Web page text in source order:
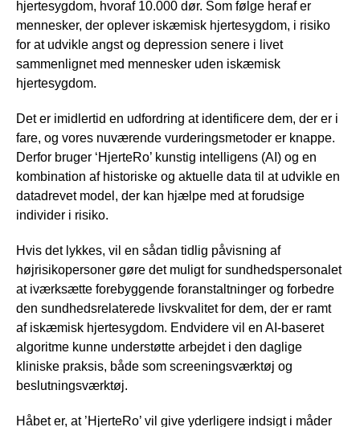
hjertesygdom, hvoraf 10.000 dør. Som følge heraf er
mennesker, der oplever iskæmisk hjertesygdom, i risiko
for at udvikle angst og depression senere i livet
sammenlignet med mennesker uden iskæmisk
hjertesygdom.
Det er imidlertid en udfordring at identificere dem, der er i
fare, og vores nuværende vurderingsmetoder er knappe.
Derfor bruger ‘HjerteRo’ kunstig intelligens (AI) og en
kombination af historiske og aktuelle data til at udvikle en
datadrevet model, der kan hjælpe med at forudsige
individer i risiko.
Hvis det lykkes, vil en sådan tidlig påvisning af
højrisikopersoner gøre det muligt for sundhedspersonalet
at iværksætte forebyggende foranstaltninger og forbedre
den sundhedsrelaterede livskvalitet for dem, der er ramt
af iskæmisk hjertesygdom. Endvidere vil en AI-baseret
algoritme kunne understøtte arbejdet i den daglige
kliniske praksis, både som screeningsværktøj og
beslutningsværktøj.
Håbet er, at ’HjerteRo’ vil give yderligere indsigt i måder